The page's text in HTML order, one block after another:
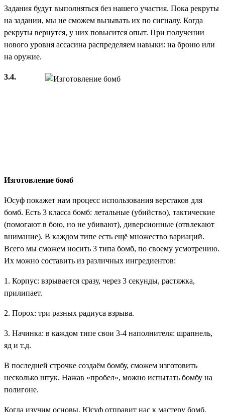
Задания будут выполняться без нашего участия. Пока рекруты
на задании, мы не сможем вызывать их по сигналу. Когда
рекруты вернутся, у них повысится опыт. При получении
нового уровня ассасина распределяем навыки: на броню или
на оружие.
3.4.
Изготовление бомб
Юсуф покажет нам процесс использования верстаков для
бомб. Есть 3 класса бомб: летальные (убийство), тактические
(помогают в бою, но не убивают), диверсионные (отвлекают
внимание). В каждом типе есть ещё множество вариаций.
Всего мы сможем носить 3 типа бомб, по своему усмотрению.
Их можно составить из различных ингредиентов:
1. Корпус: взрывается сразу, через 3 секунды, растяжка,
прилипает.
2. Порох: три разных радиуса взрыва.
3. Начинка: в каждом типе свои 3-4 наполнителя: шрапнель,
яд и т.д.
В последней строчке создаём бомбу, сможем изготовить
несколько штук. Нажав «пробел», можно испытать бомбу на
полигоне.
Когда изучим основы, Юсуф отправит нас к мастеру бомб.